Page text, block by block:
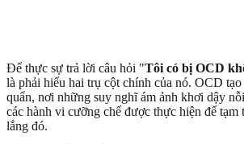
Để thực sự trả lời câu hỏi "Tôi có bị OCD
là phải hiểu hai trụ cột chính của nó. OCD
quẩn, nơi những suy nghĩ ám ảnh khơi dậy
các hành vi cưỡng chế được thực hiện để tạm
lắng đó.